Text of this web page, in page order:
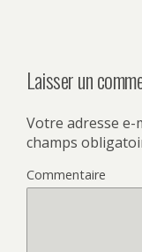
Laisser un
Votre adresse e-
champs
Commentaire